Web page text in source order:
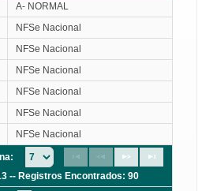
A- NORMAL
NFSe Nacional
NFSe Nacional
NFSe Nacional
NFSe Nacional
NFSe Nacional
NFSe Nacional
-- Registros Encontrados: 90